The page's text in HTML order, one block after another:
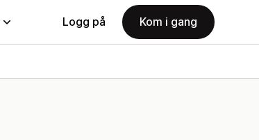
Logg på Kom i gang